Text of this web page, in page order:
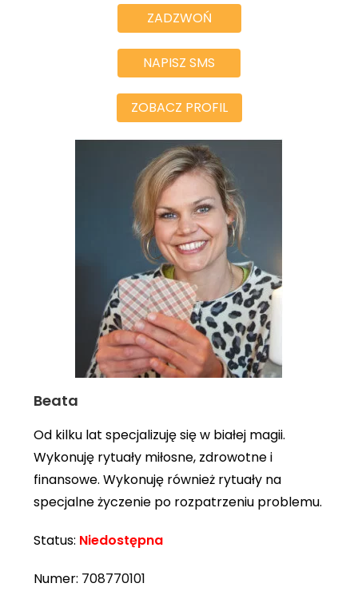
ZADZWOŃ
NAPISZ SMS
ZOBACZ PROFIL
Beata
Od kilku lat specjalizuję się w białej magii.
Wykonuję rytuały miłosne, zdrowotne i
finansowe. Wykonuję również rytuały na
specjalne życzenie po rozpatrzeniu problemu.
Status: Niedostępna
Numer: 708770101